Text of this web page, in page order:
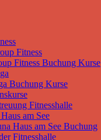
Fitness
Fitness Buchung Kurse
Buchung Kurse
Fitnesshalle
am See
Haus am See Buchung
Fitnesshalle